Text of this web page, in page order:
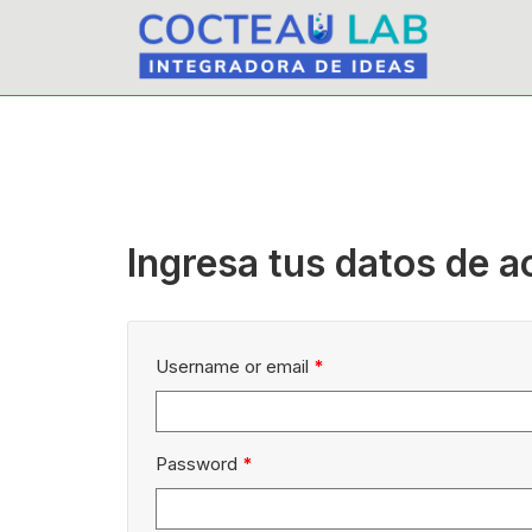
Ingresa tus datos de
Username or email *
Password *